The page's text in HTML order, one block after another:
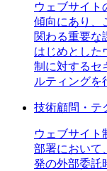
ウェブサイト
傾向にあり、
関わる重要な
はじめとした
制に対するセ
ルティングを
技術顧問・テ
ウェブサイト
部署において
発の外部委託